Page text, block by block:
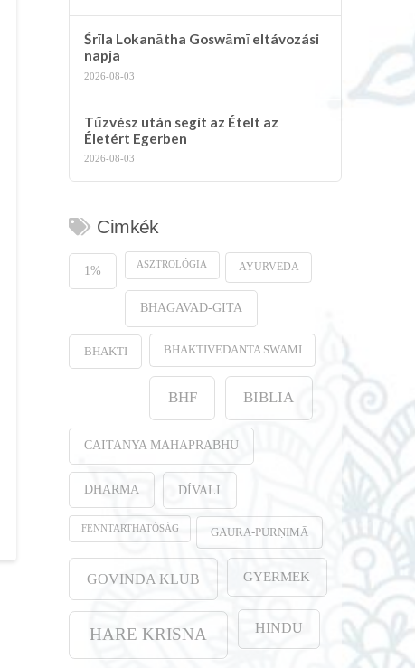
Śrīla Lokanātha Goswāmī eltávozási
napja
2026-08-03
Tűzvész után segít az Ételt az
Életért Egerben
2026-08-03
Cimkék
1% ASZTROLÓGIA AYURVEDA
BHAGAVAD-GITA
BHAKTI BHAKTIVEDANTA SWAMI
BHF BIBLIA
CAITANYA MAHAPRABHU
DHARMA DÍVALI
FENNTARTHATÓSÁG GAURA-PURṆIMĀ
GOVINDA KLUB GYERMEK
HARE KRISNA HINDU